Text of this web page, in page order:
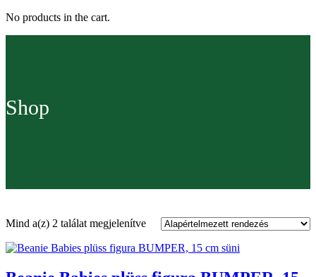
No products in the cart.
Shop
Mind a(z) 2 találat megjelenítve